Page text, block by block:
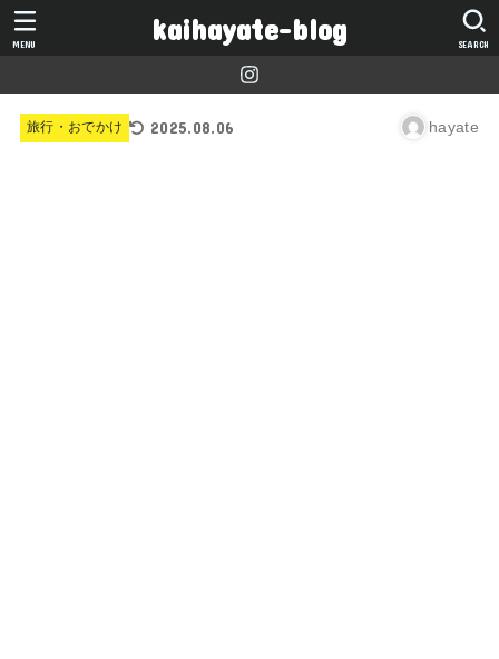
kaihayate-blog SEARCH
MENU
旅行・おでかけ 2025.08.06 hayate